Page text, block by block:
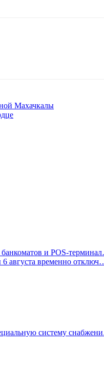
Махачкалы
банкоматов и POS-
августа временно
систему